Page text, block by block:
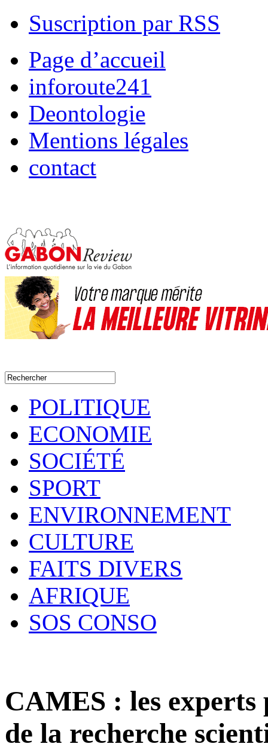
Suscription par RSS
Page d’accueil
inforoute241
Deontologie
Mentions légales
contact
POLITIQUE
ECONOMIE
SOCIÉTÉ
SPORT
ENVIRONNEMENT
CULTURE
FAITS DIVERS
AFRIQUE
SOS CONSO
CAMES : les
de la recherche